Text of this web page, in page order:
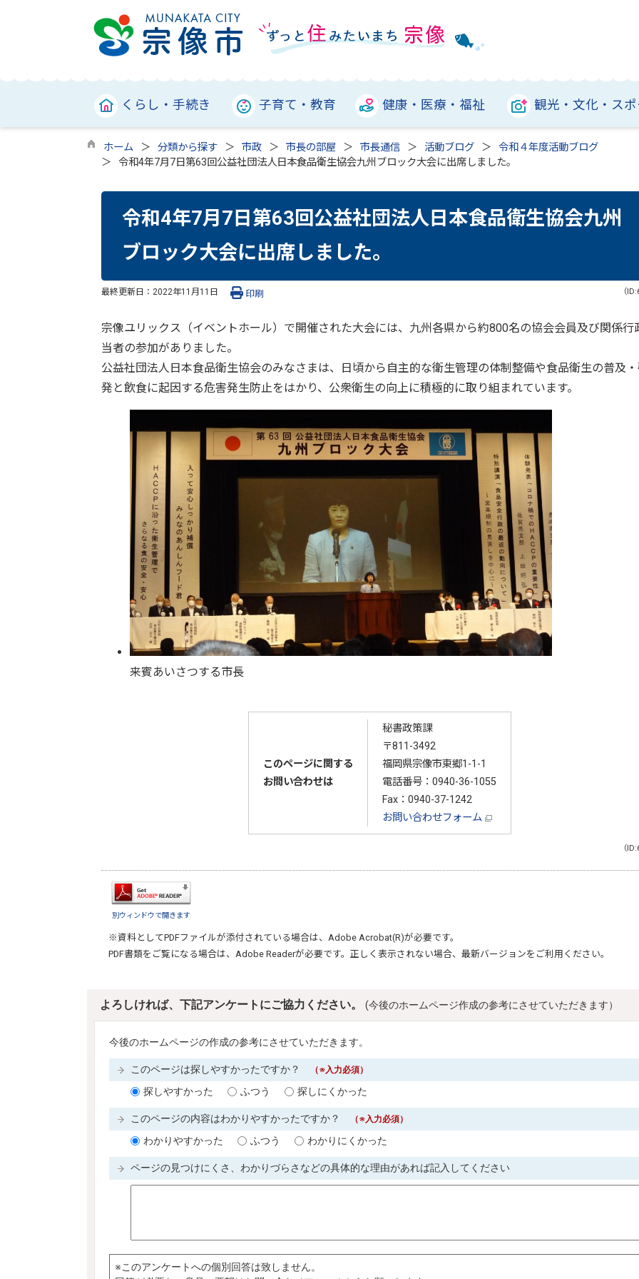
くらし・手続き 子育て・教育 健康・医療・福祉 観光・文化・ス
ホーム 分類から探す 市政 市長の部屋 市長通信 活動ブログ
令和４年度活動ブログ
令和4年7月7日第63回公益社団法人日本食品衛生協会九州ブロック大会に出席しました。
令和4年7月7日第63回公益社団法人日本食品衛生協会九州
ブロック大会に出席しました。
最終更新日： 2022年11月11日 （
印刷
宗像ユリックス（イベントホール）で開催された大会には、九州各県から約800名の協会会員及び関係行
当者の参加がありました。
公益社団法人日本食品衛生協会のみなさまは、日頃から自主的な衛生管理の体制整備や食品衛生の普及
発と飲食に起因する危害発生防止をはかり、公衆衛生の向上に積極的に取り組まれています。
来賓あいさつする市長
このページに関する
お問い合わせは
秘書政策課
〒811-3492
福岡県宗像市東郷1-1-1
電話番号： 0940-36-1055
Fax：0940-37-1242
お問い合わせフォーム
（
別ウィンドウで開きます
※資料としてPDFファイルが添付されている場合は、 Adobe Acrobat(R)が必要です。
PDF書類をご覧になる場合は、 Adobe Readerが必要です。正しく表示されない場合、最新バージョンをご利用ください。